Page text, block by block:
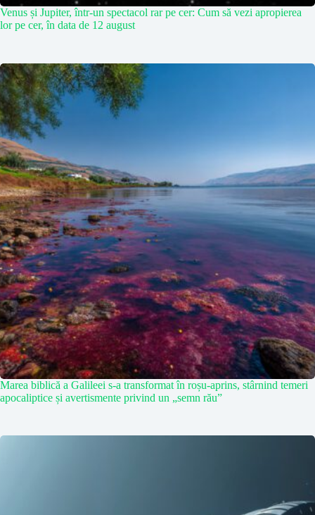
Venus și Jupiter, într-un spectacol rar pe cer: Cum să vezi apropierea
lor pe cer, în data de 12 august
Marea biblică a Galileei s-a transformat în roșu-aprins, stârnind temeri
apocaliptice și avertismente privind un „semn rău”